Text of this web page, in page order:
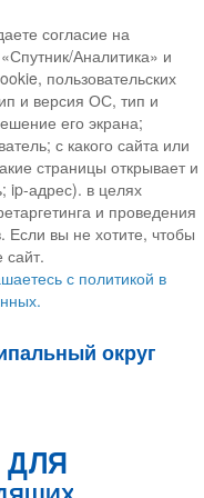
согласие на
Аналитика» и
пользовательских
и версия ОС, тип и
его экрана;
с какого сайта или
страницы открывает и
ip-адрес). в целях
и проведения
Если вы не хотите, чтобы
сайт.
с политикой в